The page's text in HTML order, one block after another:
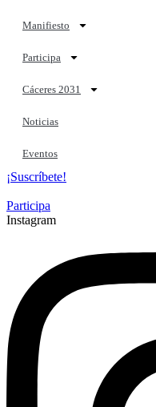
Manifiesto
Participa
Cáceres 2031
Noticias
Eventos
¡Suscríbete!
Participa
Instagram